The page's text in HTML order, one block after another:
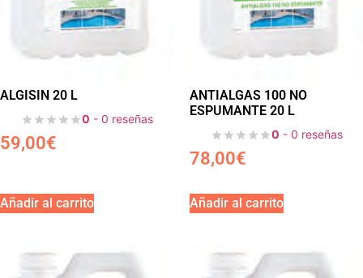
ALGISIN 20 L
0 - 0 reseñas
59,00€
Añadir al carrito
ANTIALGAS 100 NO
ESPUMANTE 20 L
0 - 0 reseñas
78,00€
Añadir al carrito